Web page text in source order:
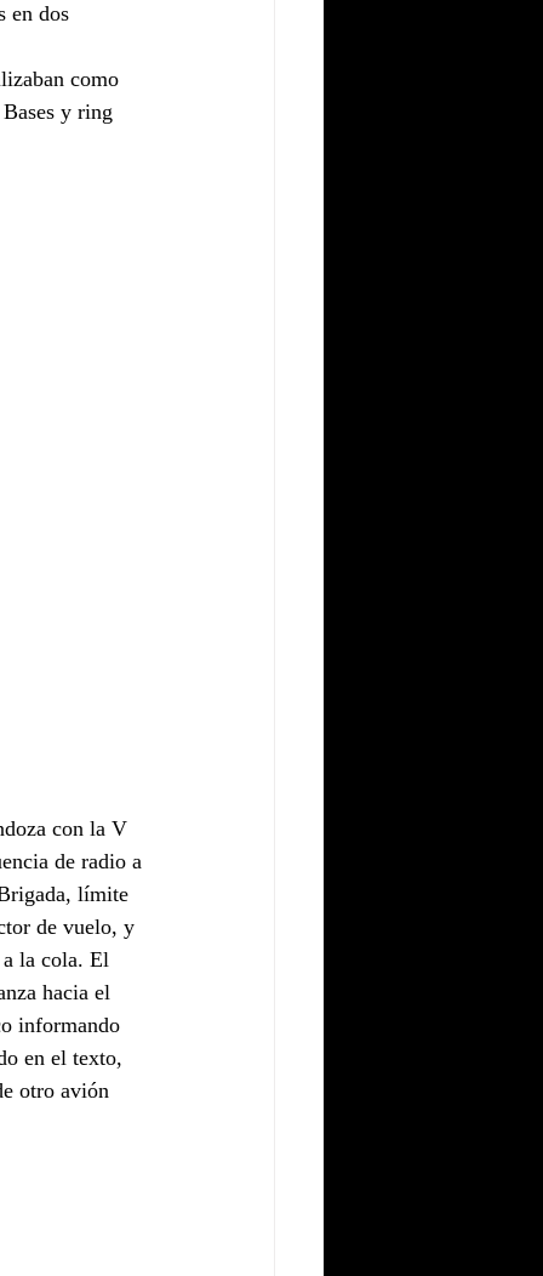
en dos
como
y ring
con la V
de radio a
límite
de vuelo, y
a la cola. El
hacia el
informando
en el texto,
otro avión